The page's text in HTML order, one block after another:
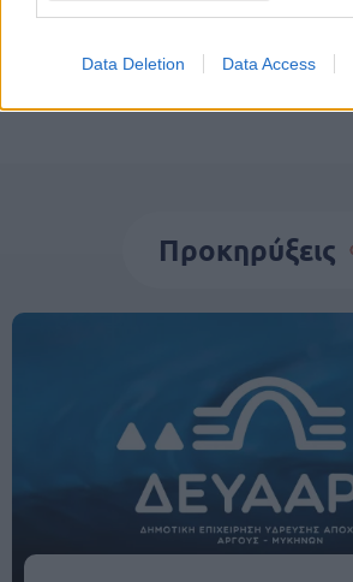
Data Deletion Data Access
Προκηρύξεις